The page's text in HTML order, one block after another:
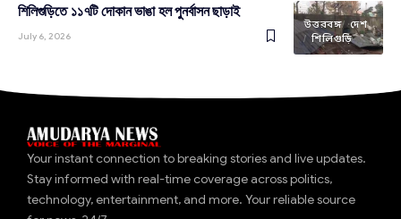
উত্তরবঙ্গ দেশ
শিলিগুড়ি
শিলিগুড়িতে ১১৭টি দোকান ভাঙা হল পুনর্বাসন ছাড়াই
July 6, 2026
Your instant connection to breaking stories and live updates.
Stay informed with real-time coverage across politics,
technology, entertainment, and more. Your reliable source